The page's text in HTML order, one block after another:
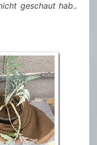
geschaut hab..